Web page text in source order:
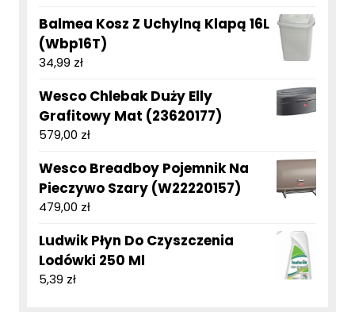
Balmea Kosz Z Uchylną Klapą 16L
(Wbp16T)
34,99 zł
Wesco Chlebak Duży Elly
Grafitowy Mat (23620177)
579,00 zł
Wesco Breadboy Pojemnik Na
Pieczywo Szary (W22220157)
479,00 zł
Ludwik Płyn Do Czyszczenia
Lodówki 250 Ml
5,39 zł